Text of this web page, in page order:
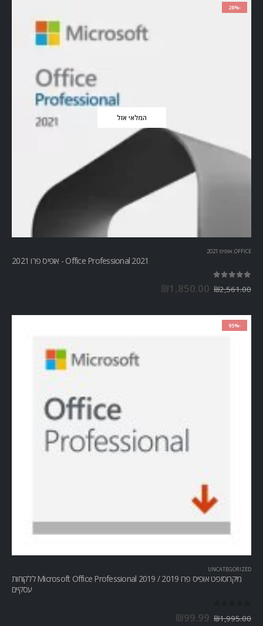
-28%
המלאי אזל
OFFICE
, אופיס 2021
Office Professional 2021 - אופיס פרו 2021
₪2,561.00
₪1,850.00
-95%
UNCATEGORIZED
מיקרוסופט אופיס פרו Microsoft Office Professional 2019 / 2019 ללקוחות
עסקיים
₪1,995.00
₪99.99